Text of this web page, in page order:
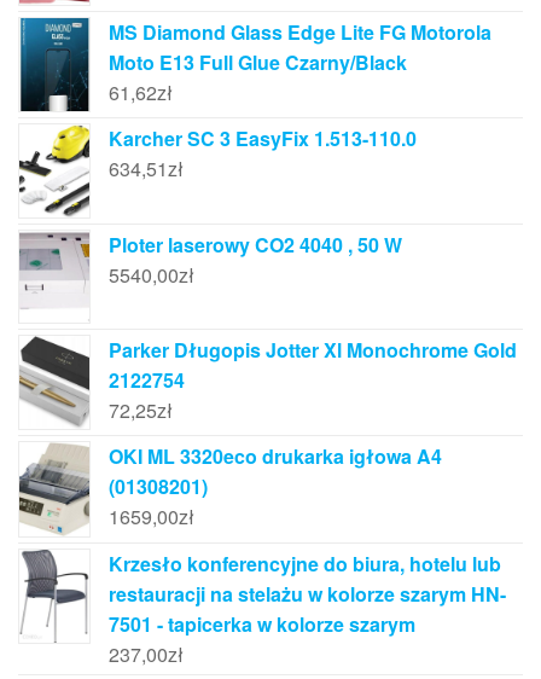
MS Diamond Glass Edge Lite FG Motorola
Moto E13 Full Glue Czarny/Black
61,62zł
Karcher SC 3 EasyFix 1.513-110.0
634,51zł
Ploter laserowy CO2 4040 , 50 W
5540,00zł
Parker Długopis Jotter Xl Monochrome Gold
2122754
72,25zł
OKI ML 3320eco drukarka igłowa A4
(01308201)
1659,00zł
Krzesło konferencyjne do biura, hotelu lub
restauracji na stelażu w kolorze szarym HN-
7501 - tapicerka w kolorze szarym
237,00zł